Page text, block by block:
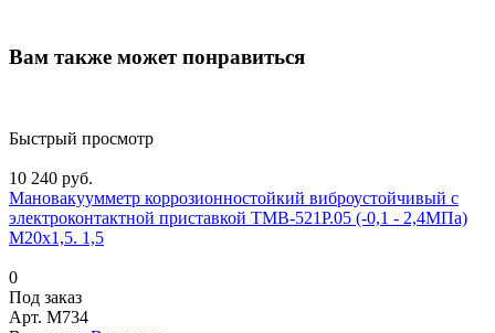
Вам также может понравиться
Быстрый просмотр
10 240 руб.
Мановакуумметр коррозионностойкий виброустойчивый с
электроконтактной приставкой ТМВ-521Р.05 (-0,1 - 2,4МПа)
М20х1,5. 1,5
0
Под заказ
Арт. M734